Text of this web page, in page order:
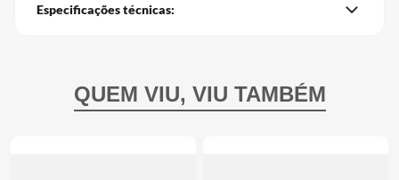
Especificações técnicas: